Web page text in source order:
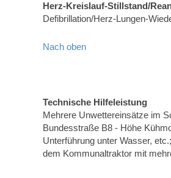
Herz-Kreislauf-Stillstand/
Defibrillation/Herz-Lungen-
Nach oben
Technische Hilfeleistung
Mehrere Unwettereinsätze im
Bundesstraße B8 - Höhe
Unterführung unter Wasser,
dem Kommunaltraktor mit